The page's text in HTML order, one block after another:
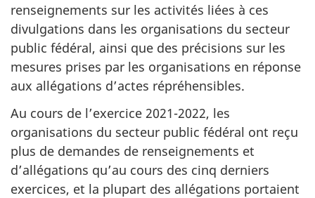
renseignements sur les activités liées à ces
divulgations dans les organisations du secteur
public fédéral, ainsi que des précisions sur les
mesures prises par les organisations en réponse
aux allégations d’actes répréhensibles.
Au cours de l’exercice 2021-2022, les
organisations du secteur public fédéral ont reçu
plus de demandes de renseignements et
d’allégations qu’au cours des cinq derniers
exercices, et la plupart des allégations portaient